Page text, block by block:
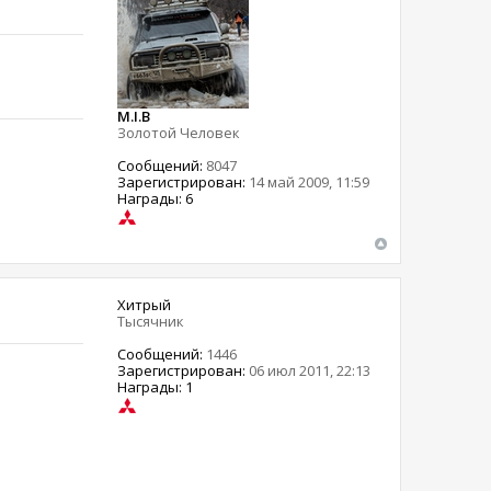
M.I.B
Золотой Человек
Сообщений: 8047
Зарегистрирован: 14 май 2009, 11:59
Награды: 6
Хитрый
Тысячник
Сообщений: 1446
Зарегистрирован: 06 июл 2011, 22:13
Награды: 1